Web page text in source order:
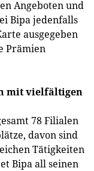
Angeboten und
Bipa jedenfalls
ausgegeben
Prämien
mit vielfältigen
78 Filialen
davon sind
Tätigkeiten
Bipa all seinen